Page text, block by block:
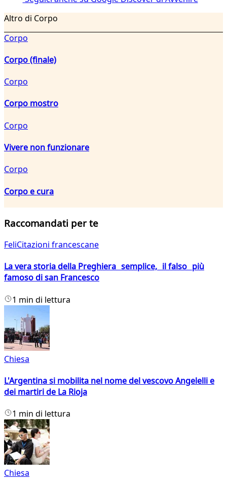
Altro di Corpo
Corpo
Corpo (finale)
Corpo
Corpo mostro
Corpo
Vivere non funzionare
Corpo
Corpo e cura
Raccomandati per te
FeliCitazioni francescane
La vera storia della Preghiera semplice, il falso più
famoso di san Francesco
1 min di lettura
Chiesa
L'Argentina si mobilita nel nome del vescovo Angelelli e
dei martiri de La Rioja
1 min di lettura
Chiesa